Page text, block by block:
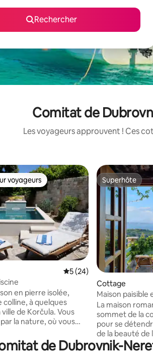
Rechercher
Comitat de
Les voyageurs approuvent ! Ces
voyageurs les plus appréciés
voyageurs
Évaluation moyenne sur
5 (24)
en pierre isolée,
colline, à quelques
de Korčula. Vous
la nature, où vous
d'oliviers et d'une
fruitiers et d'autres
Superhôte
Superhôte
Cottage
Maison paisible
colline
La maison
sommet de la
pour se
de la beauté de
les voyageurs
lié à la nature,
de Dubrovnik-